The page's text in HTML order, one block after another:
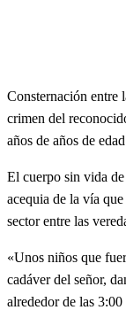
Consternación entre
crimen del
años de años de
El cuerpo sin vida
acequia de la vía
sector entre las
«Unos niños que
cadáver del señor,
alrededor de las